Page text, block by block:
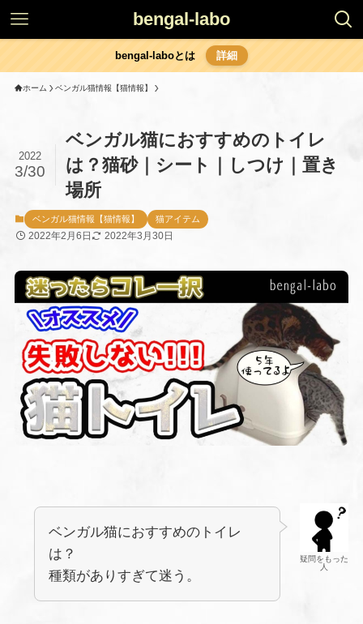
bengal-labo
bengal-laboとは 詳細
ホーム ベンガル猫情報【猫情報】
ベンガル猫におすすめのトイレ
は？猫砂｜シート｜しつけ｜置き
場所
2022
3/30
ベンガル猫情報【猫情報】 猫アイテム
2022年2月6日 2022年3月30日
疑問をもった
人
ベンガル猫におすすめのトイレ
は？
種類がありすぎて迷う。